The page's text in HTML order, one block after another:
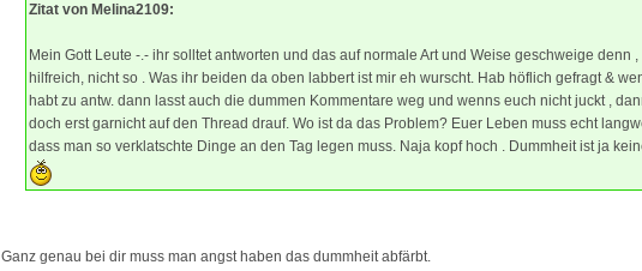
Zitat von Melina2109:
Mein Gott Leute -.- ihr solltet antworten und das auf normale Art und Weise geschweige denn
hilfreich, nicht so . Was ihr beiden da oben labbert ist mir eh wurscht. Hab höflich gefragt &
habt zu antw. dann lasst auch die dummen Kommentare weg und wenns euch nicht juckt ,
doch erst garnicht auf den Thread drauf. Wo ist da das Problem? Euer Leben muss echt
dass man so verklatschte Dinge an den Tag legen muss. Naja kopf hoch . Dummheit ist ja
Ganz genau bei dir muss man angst haben das dummheit abfärbt.